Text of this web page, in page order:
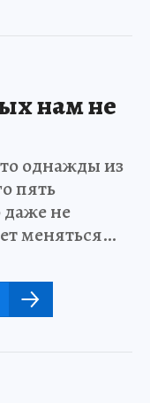
нам не
однажды из
пять
даже не
меняться…